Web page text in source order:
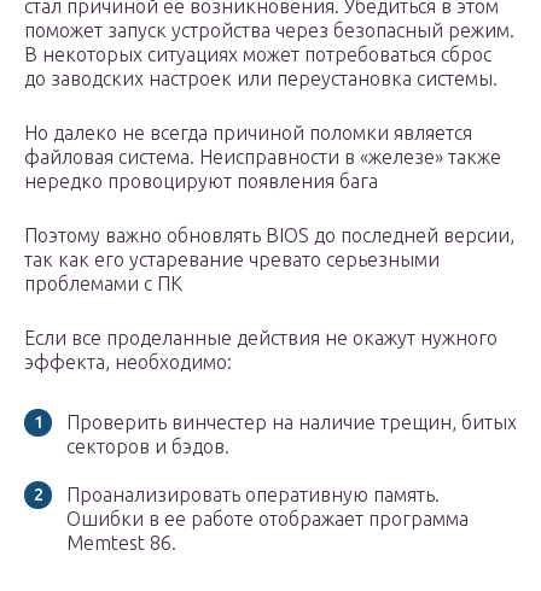
стал причиной ее возникновения. Убедиться в этом
поможет запуск устройства через безопасный режим.
В некоторых ситуациях может потребоваться сброс
до заводских настроек или переустановка системы.
Но далеко не всегда причиной поломки является
файловая система. Неисправности в «железе» также
нередко провоцируют появления бага
Поэтому важно обновлять BIOS до последней версии,
так как его устаревание чревато серьезными
проблемами с ПК
Если все проделанные действия не окажут нужного
эффекта, необходимо:
Проверить винчестер на наличие трещин, битых
секторов и бэдов.
Проанализировать оперативную память.
Ошибки в ее работе отображает программа
Memtest 86.